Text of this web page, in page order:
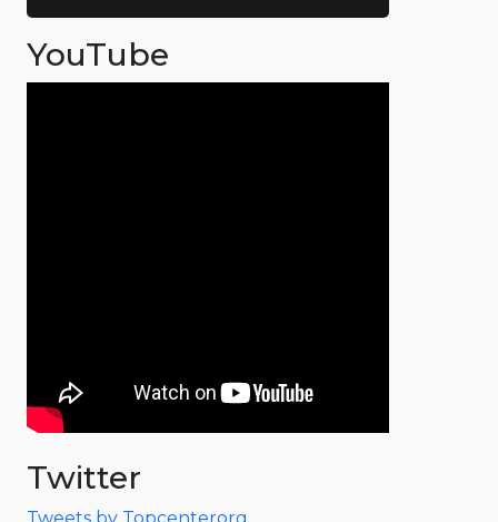
YouTube
Twitter
Tweets by Topcenterorg